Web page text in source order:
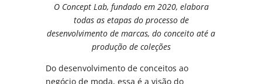
O Concept Lab, fundado em 2020, elabora
todas as etapas do processo de
desenvolvimento de marcas, do conceito até a
produção de coleções
Do desenvolvimento de conceitos ao
negócio de moda, essa é a visão do